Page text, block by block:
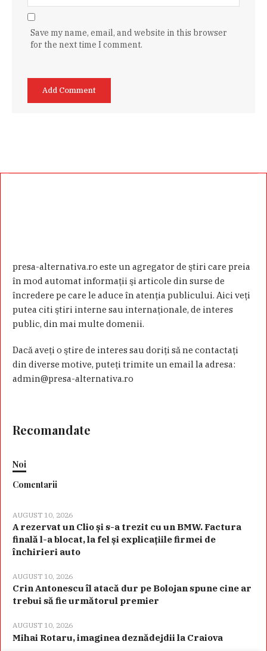
Save my name, email, and website in this browser
for the next time I comment.
presa-alternativa.ro este un agregator de ştiri care preia
în mod automat informaţii şi articole din surse de
încredere pe care le aduce în atenţia publicului. Aici veţi
putea citi ştiri interne sau internaţionale, de interes
public, din mai multe domenii.
Dacă aveţi o ştire de interes sau doriţi să ne contactaţi
din diverse motive, puteţi trimite un email la adresa:
admin@presa-alternativa.ro
Recomandate
Noi
Comentarii
AUGUST 10, 2026
A rezervat un Clio și s-a trezit cu un BMW. Factura
finală l-a blocat, la fel și explicațiile firmei de
închirieri auto
AUGUST 10, 2026
Crin Antonescu îl atacă dur pe Bolojan spune cine ar
trebui să fie următorul premier
AUGUST 10, 2026
Mihai Rotaru, imaginea deznădejdii la Craiova